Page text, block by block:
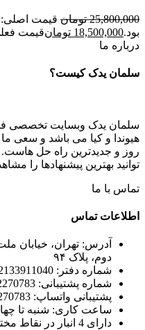
25,800,000 تومان
بود.18,500,000 تومانقیمت فعلی: 18,500,000
درباره ما
سلمان یدک کیست؟
سلمان یدک وبسایت تخصصی
هیوندا و کیا می باشد و سعی
روز و جدیدترین راه حل
توانید بهترین پیشنهادها را
تماس با ما
اطلاعات تماس
آدرس: تهران، خیابان
دوم، پلاک ۹۴
شماره دفتر: 02133911040
شماره پشتیبانی: 09122270783
پشتیبانی واتساپ: 09122270783
ساعت کاری: شنبه تا چهارشنبه: 10 الی 19 -
دارای 4 انبار در نقاط مختلف تهران و کشور